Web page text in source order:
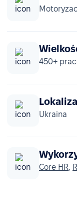
450+
Ukraina
Core HR,